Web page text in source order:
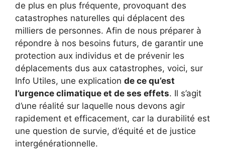
de plus en plus fréquente, provoquant des
catastrophes naturelles qui déplacent des
milliers de personnes. Afin de nous préparer à
répondre à nos besoins futurs, de garantir une
protection aux individus et de prévenir les
déplacements dus aux catastrophes, voici, sur
Info Utiles, une explication de ce qu’est
l’urgence climatique et de ses effets. Il s’agit
d’une réalité sur laquelle nous devons agir
rapidement et efficacement, car la durabilité est
une question de survie, d’équité et de justice
intergénérationnelle.